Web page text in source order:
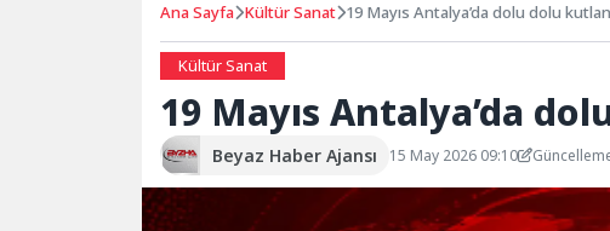
Ana Sayfa Kültür Sanat 19 Mayıs Antalya’da dolu dolu
Kültür Sanat
19 Mayıs Antalya’da
Beyaz Haber Ajansı 15 May 2026 09:10